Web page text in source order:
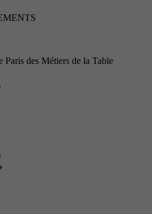
Paris des Métiers de la Table